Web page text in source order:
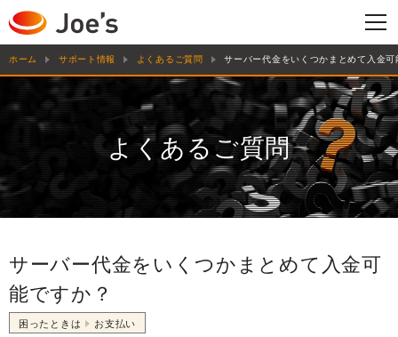
ホーム サポート情報 よくあるご質問 サーバー代金をいくつかまとめて入金可
よくあるご質問
サーバー代金をいくつかまとめて入金可
能ですか？
困ったときは お支払い